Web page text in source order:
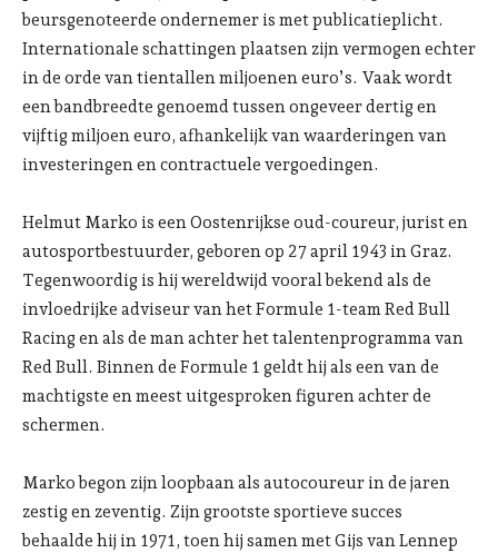
beursgenoteerde ondernemer is met publicatieplicht.
Internationale schattingen plaatsen zijn vermogen echter
in de orde van tientallen miljoenen euro’s. Vaak wordt
een bandbreedte genoemd tussen ongeveer dertig en
vijftig miljoen euro, afhankelijk van waarderingen van
investeringen en contractuele vergoedingen.
Helmut Marko is een Oostenrijkse oud-coureur, jurist en
autosportbestuurder, geboren op 27 april 1943 in Graz.
Tegenwoordig is hij wereldwijd vooral bekend als de
invloedrijke adviseur van het Formule 1-team Red Bull
Racing en als de man achter het talentenprogramma van
Red Bull. Binnen de Formule 1 geldt hij als een van de
machtigste en meest uitgesproken figuren achter de
schermen.
Marko begon zijn loopbaan als autocoureur in de jaren
zestig en zeventig. Zijn grootste sportieve succes
behaalde hij in 1971, toen hij samen met Gijs van Lennep